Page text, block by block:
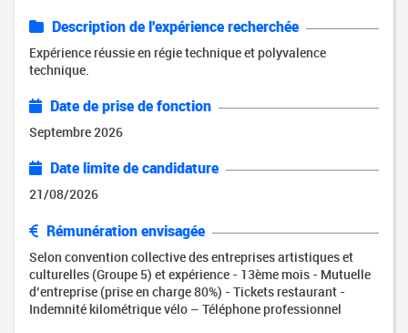
Description de l'expérience recherchée
Expérience réussie en régie technique et polyvalence
technique.
Date de prise de fonction
Septembre 2026
Date limite de candidature
21/08/2026
Rémunération envisagée
Selon convention collective des entreprises artistiques et
culturelles (Groupe 5) et expérience - 13ème mois - Mutuelle
d’entreprise (prise en charge 80%) - Tickets restaurant -
Indemnité kilométrique vélo – Téléphone professionnel